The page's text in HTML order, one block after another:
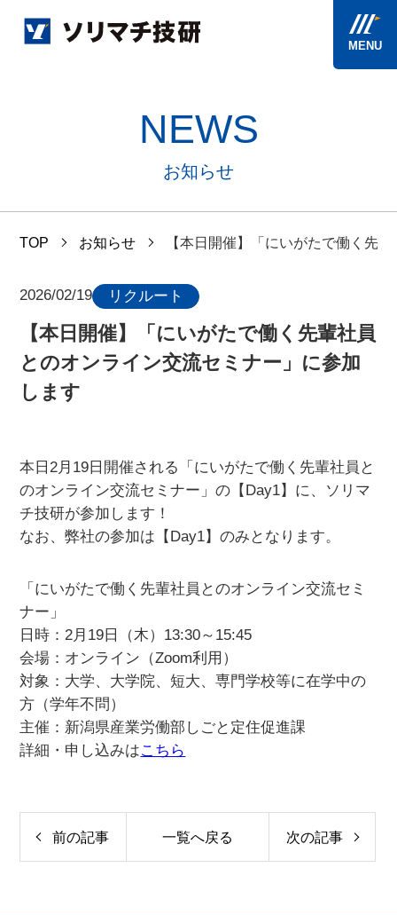
MENU
NEWS
お知らせ
TOP お知らせ 【本日開催】「にいがたで働く先
2026/02/19 リクルート
【本日開催】「にいがたで働く先輩社員
とのオンライン交流セミナー」に参加
します
本日2月19日開催される「にいがたで働く先輩社員と
のオンライン交流セミナー」の【Day1】に、ソリマ
チ技研が参加します！
なお、弊社の参加は【Day1】のみとなります。
「にいがたで働く先輩社員とのオンライン交流セミ
ナー」
日時：2月19日（木）13:30～15:45
会場：オンライン（Zoom利用）
対象：大学、大学院、短大、専門学校等に在学中の
方（学年不問）
主催：新潟県産業労働部しごと定住促進課
詳細・申し込みはこちら
前の記事 一覧へ戻る 次の記事